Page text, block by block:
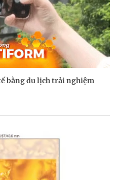
bằng du lịch trải nghiệm